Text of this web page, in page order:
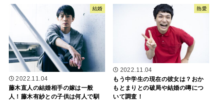
結婚
2022.11.04
藤木直人の結婚相手の嫁は一般
人！藤木有紗との子供は何人で馴
熱愛
2022.11.04
もう中学生の現在の彼女は？おか
もとまりとの破局や結婚の噂につ
いて調査！